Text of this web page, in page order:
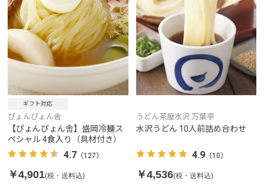
ギフト対応
ぴょんぴょん舎
【ぴょんぴょん舎】盛岡冷麺ス
ペシャル 4食入り（具材付き）
4.7 （127）
￥4,901(税・送料込)
うどん茶屋水沢 万葉亭
水沢うどん 10人前詰め合わせ
4.9（10）
￥4,536(税・送料込)